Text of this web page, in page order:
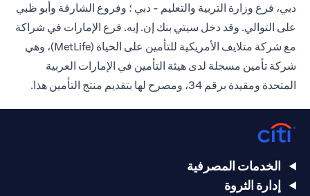
دبي، فرع وزارة التربية والتعليم - دبي ؛ وفروع الشارقة وأبو ظبي
على التوالي. وقد دخل سيتي بنك إن. إيه. فرع الإمارات في شراكة
مع شركة متلايف الأمريكية للتأمين على الحياة (MetLife)، وهي
شركة تأمين مسجلة لدى هيئة التأمين في الإمارات العربية
المتحدة ومقيدة برقم 34، ومصرح لها بتقديم منتج التأمين هذا.
الخدمات المصرفية
إدارة الثروة